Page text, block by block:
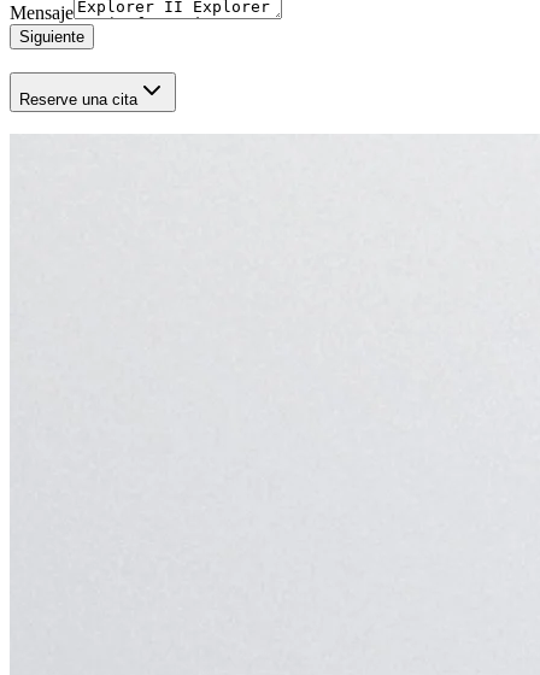
Mensaje
Siguiente
Reserve una cita